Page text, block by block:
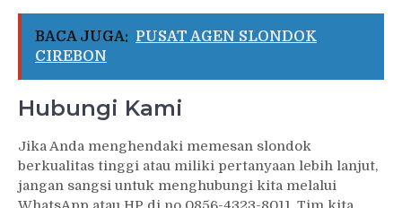
BACA JUGA: PUSAT AGEN SLONDOK
CIREBON
Hubungi Kami
Jika Anda menghendaki memesan slondok
berkualitas tinggi atau miliki pertanyaan lebih lanjut,
jangan sangsi untuk menghubungi kita melalui